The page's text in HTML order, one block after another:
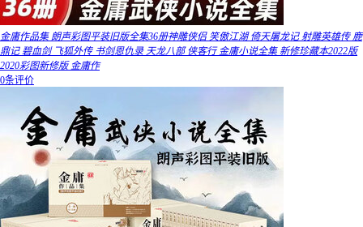
金庸作品集 朗声彩图平装旧版全集36册神雕侠侣 笑傲江湖 倚天屠龙记 射雕英雄传 鹿
鼎记 碧血剑 飞狐外传 书剑恩仇录 天龙八部 侠客行 金庸小说全集 新修珍藏本2022版
2020彩图新修版 金庸作
0条评价